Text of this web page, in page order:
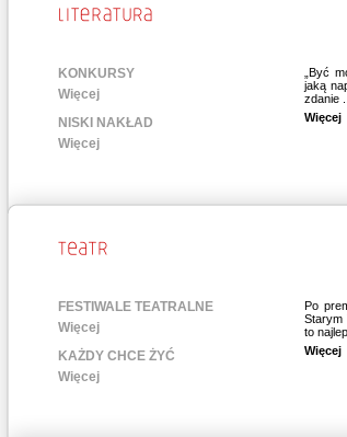
KONKURSY
Więcej
NISKI NAKŁAD
Więcej
„Być
jaką
zdanie ...
Więcej
FESTIWALE TEATRALNE
Więcej
KAŻDY CHCE ŻYĆ
Więcej
Po
Starym
to
Więcej